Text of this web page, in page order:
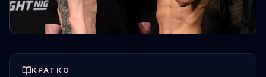
КРАТКО